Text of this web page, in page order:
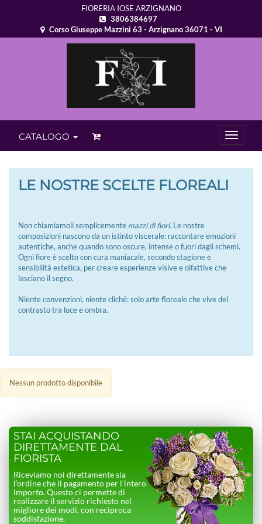
FIORERIA IOSE ARZIGNANO
3806384697
Corso Giuseppe Mazzini 63 - Arzignano 36071 - VI
CATALOGO
LE NOSTRE SCELTE FLOREALI
Non chiamiamoli semplicemente mazzi di fiori. Le nostre
composizioni nascono da un istinto viscerale: raccontare emozioni
autentiche, anche quando sono oscure, intense o fuori dagli schemi.
Ogni fiore è scelto con cura maniacale, secondo stagione e
sensibilità estetica, per creare esperienze visive e olfattive che
lasciano il segno.
Niente convenzioni, niente cliché: solo arte floreale che vive del
contrasto tra luce e ombra.
Nessun prodotto disponibile
STAI ACQUISTANDO
DIRETTAMENTE DAL
FIORISTA
Riceviamo noi direttamente sia
l’ordine che il pagamento per l’intero
importo. Questo ci permette di
realizzare il servizio richiesto nel
migliore dei modi, con reciproca
soddisfazione.